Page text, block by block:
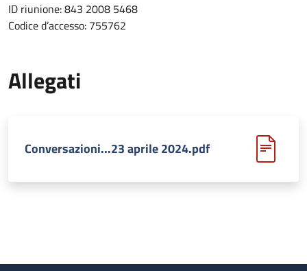
ID riunione: 843 2008 5468
Codice d’accesso: 755762
Allegati
Conversazioni...23 aprile 2024.pdf